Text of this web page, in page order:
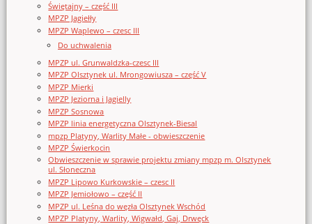
Świętajny – część III
MPZP Jagiełły
MPZP Waplewo – czesc III
Do uchwalenia
MPZP ul. Grunwaldzka-czesc III
MPZP Olsztynek ul. Mrongowiusza – część V
MPZP Mierki
MPZP Jeziorna i Jagielly
MPZP Sosnowa
MPZP linia energetyczna Olsztynek-Biesal
mpzp Platyny, Warlity Małe - obwieszczenie
MPZP Świerkocin
Obwieszczenie w sprawie projektu zmiany mpzp m. Olsztynek
ul. Słoneczna
MPZP Lipowo Kurkowskie – czesc II
MPZP Jemiołowo – część II
MPZP ul. Leśna do węzła Olsztynek Wschód
MPZP Platyny, Warlity, Wigwałd, Gaj, Drwęck